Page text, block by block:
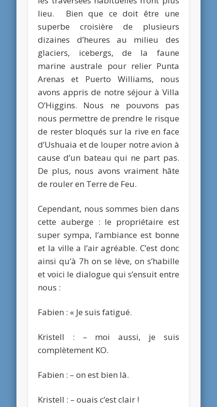
lieu. Bien que ce doit être une
superbe croisière de plusieurs
dizaines d’heures au milieu des
glaciers, icebergs, de la faune
marine australe pour relier Punta
Arenas et Puerto Williams, nous
avons appris de notre séjour à Villa
O’Higgins. Nous ne pouvons pas
nous permettre de prendre le risque
de rester bloqués sur la rive en face
d’Ushuaia et de louper notre avion à
cause d’un bateau qui ne part pas.
De plus, nous avons vraiment hâte
de rouler en Terre de Feu.
Cependant, nous sommes bien dans
cette auberge : le propriétaire est
super sympa, l’ambiance est bonne
et la ville a l’air agréable. C’est donc
ainsi qu’à 7h on se lève, on s’habille
et voici le dialogue qui s’ensuit entre
nous :
Fabien : « Je suis fatigué.
Kristell : – moi aussi, je suis
complètement KO.
Fabien : – on est bien là.
Kristell : – ouais c’est clair !